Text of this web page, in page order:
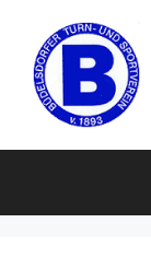
Inhalt
springen